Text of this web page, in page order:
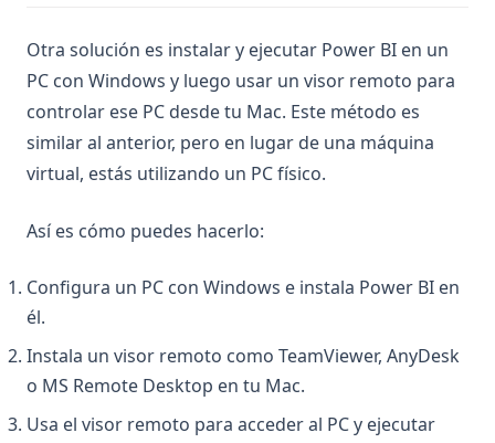
Otra solución es instalar y ejecutar Power BI en un
PC con Windows y luego usar un visor remoto para
controlar ese PC desde tu Mac. Este método es
similar al anterior, pero en lugar de una máquina
virtual, estás utilizando un PC físico.
Así es cómo puedes hacerlo:
Configura un PC con Windows e instala Power BI en
él.
Instala un visor remoto como TeamViewer, AnyDesk
o MS Remote Desktop en tu Mac.
Usa el visor remoto para acceder al PC y ejecutar